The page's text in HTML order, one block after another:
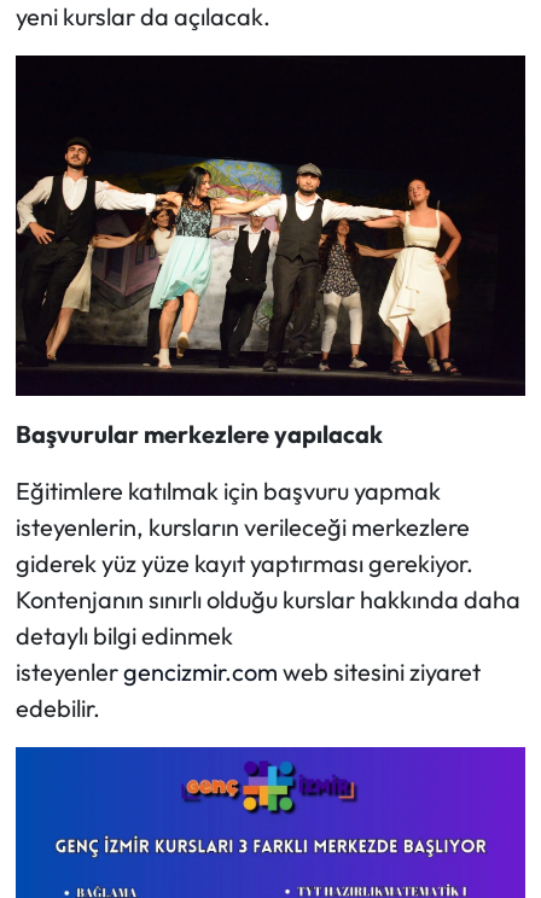
yeni kurslar da açılacak.
Başvurular merkezlere yapılacak
Eğitimlere katılmak için başvuru yapmak
isteyenlerin, kursların verileceği merkezlere
giderek yüz yüze kayıt yaptırması gerekiyor.
Kontenjanın sınırlı olduğu kurslar hakkında daha
detaylı bilgi edinmek
isteyenlergencizmir.com web sitesini ziyaret
edebilir.